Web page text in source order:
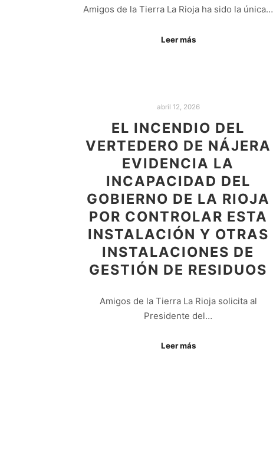
Amigos de la Tierra La Rioja ha sido la única…
Leer más
abril 12, 2026
EL INCENDIO DEL
VERTEDERO DE NÁJERA
EVIDENCIA LA
INCAPACIDAD DEL
GOBIERNO DE LA RIOJA
POR CONTROLAR ESTA
INSTALACIÓN Y OTRAS
INSTALACIONES DE
GESTIÓN DE RESIDUOS
Amigos de la Tierra La Rioja solicita al
Presidente del…
Leer más